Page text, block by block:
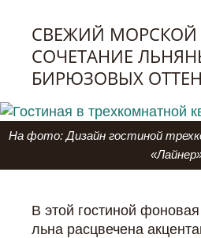
СВЕЖИЙ МОРСКОЙ
СОЧЕТАНИЕ
БИРЮЗОВЫХ
На фото: Дизайн гостиной
В этой гостиной
льна расцвечена